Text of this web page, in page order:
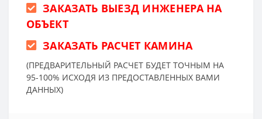
ЗАКАЗАТЬ ВЫЕЗД ИНЖЕНЕРА НА
ОБЪЕКТ
ЗАКАЗАТЬ РАСЧЕТ КАМИНА
(ПРЕДВАРИТЕЛЬНЫЙ РАСЧЕТ БУДЕТ ТОЧНЫМ НА
95-100% ИСХОДЯ ИЗ ПРЕДОСТАВЛЕННЫХ ВАМИ
ДАННЫХ)